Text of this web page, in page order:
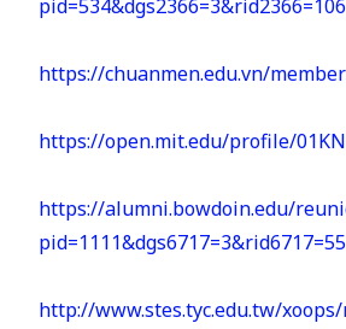
https://chuanmen.edu.vn/
https://open.mit.edu/profile/
https://alumni.bowdoin.edu/
http://www.stes.tyc.edu.tw/